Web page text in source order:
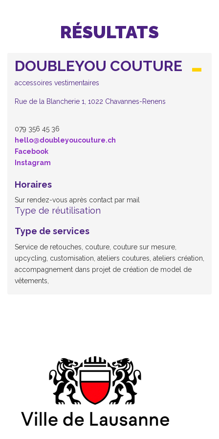
RÉSULTATS
DOUBLEYOU COUTURE
accessoires vestimentaires
Rue de la Blancherie 1, 1022 Chavannes-Renens
079 356 45 36
hello@doubleyoucouture.ch
Facebook
Instagram
Horaires
Sur rendez-vous après contact par mail
Type de réutilisation
Type de services
Service de retouches, couture, couture sur mesure,
upcycling, customisation, ateliers coutures, ateliers création,
accompagnement dans projet de création de model de
vêtements,